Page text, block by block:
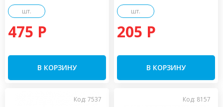
шт.
475 P
В КОРЗИНУ
шт.
205 P
В КОРЗИНУ
Код: 7537 Код: 8157